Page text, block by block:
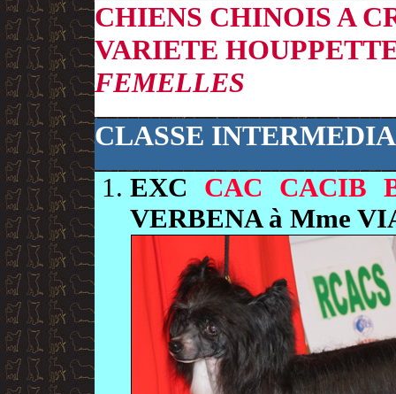
CHIENS CHINOIS A
VARIETE
FEMELLES
CLASSE
EXC CAC CACIB
VERBENA à Mme